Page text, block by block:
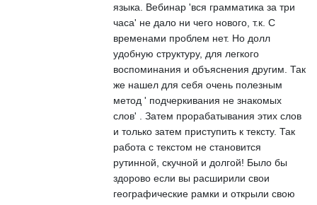
языка. Вебинар 'вся грамматика за три
часа' не дало ни чего нового, т.к. С
временами проблем нет. Но долл
удобную структуру, для легкого
воспоминания и объяснения другим. Так
же нашел для себя очень полезным
метод ' подчеркивания не знакомых
слов' . Затем прорабатывания этих слов
и только затем приступить к тексту. Так
работа с текстом не становится
рутинной, скучной и долгой! Было бы
здорово если вы расширили свои
географические рамки и открыли свою